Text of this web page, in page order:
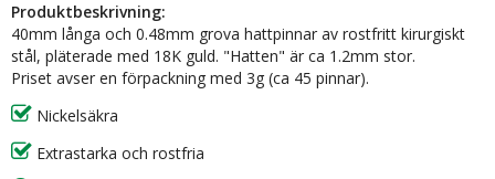
Produktbeskrivning:
40mm långa och 0.48mm grova hattpinnar av rostfritt kirurgiskt
stål, pläterade med 18K guld. "Hatten" är ca 1.2mm stor.
Priset avser en förpackning med 3g (ca 45 pinnar).
Nickelsäkra
Extrastarka och rostfria